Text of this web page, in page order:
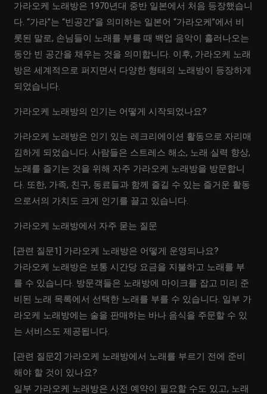
가라오케 노래방은 1970년대 중반 일본에서 처음 등장했습니
다. “가라”는 “빈공간”을 의미하는 일본어 “가라오케”에서 비
롯된 말로, 손님들이 노래를 부를 때 백업 음악이 흘러나오는
동안 빈 공간을 채우는 것을 의미합니다. 이후, 가라오케 노래
방은 세계적으로 퍼지면서 다양한 형태의 노래방이 등장하게
되었습니다.
가라오케 노래방의 인기는 어떻게 시작되었나요?
가라오케 노래방은 인기 있는 레크리에이션 활동으로 자리매
김하게 되었습니다. 사람들은 스트레스 해소, 노래 실력 향상,
노래를 즐기는 것을 위해 자주 가라오케 노래방을 방문합니
다. 또한, 가족, 친구, 동료들과 함께 즐길 수 있는 즐거운 활동
으로서의 가치도 크게 인기를 끌고 있습니다.
가라오케 노래방에서 자주 묻는 질문
[관련 질문1] 가라오케 노래방은 어떻게 운영되나요?
가라오케 노래방은 보통 시간당 요금을 지불하고 노래를 부
를 수 있습니다. 방문객들은 노래방에 마이크를 잡고 미리 준
비된 노래 목록에서 선택한 노래를 부를 수 있습니다. 일부 가
라오케 노래방에는 술을 판매하는 바나 음식을 주문할 수 있
는 서비스도 제공됩니다.
[관련 질문2] 가라오케 노래방에서 노래를 부르기 전에 준비
해야 할 것이 있나요?
일부 가라오케 노래방은 사전 예약이 필요할 수도 있고, 노래